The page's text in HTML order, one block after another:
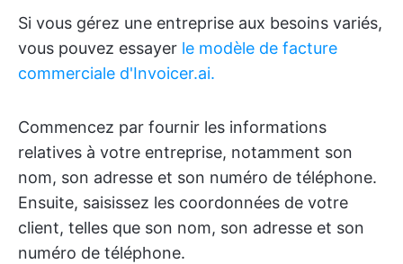
Si vous gérez une entreprise aux besoins variés,
vous pouvez essayer le modèle de facture
commerciale d'Invoicer.ai.
Commencez par fournir les informations
relatives à votre entreprise, notamment son
nom, son adresse et son numéro de téléphone.
Ensuite, saisissez les coordonnées de votre
client, telles que son nom, son adresse et son
numéro de téléphone.